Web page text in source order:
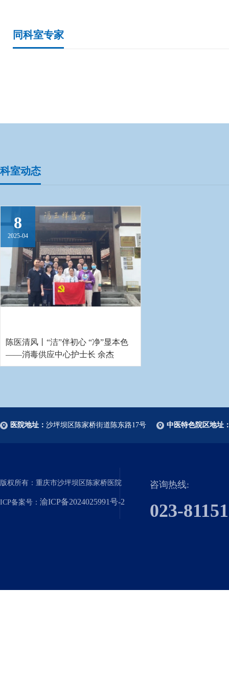
同科室专家
科室动态
8
2025-04
陈医清风丨“洁”伴初心 “净”显本色
——消毒供应中心护士长 余杰
医院地址： 沙坪坝区陈家桥街道陈东路17号 中医特色院区地址
版权所有：重庆市沙坪坝区陈家桥医院
ICP备案号： 渝ICP备2024025991号-2
咨询热线:
023-